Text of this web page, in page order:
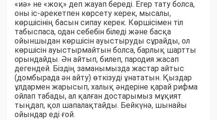
«иә» не «жоқ» деп жауап береді. Егер тату болса,
оны іс-әрекетпен көрсету керек, мысалы,
көршісінің басын сипау керек. Көршісімен тіл
табыспаса, одан себебін біледі және басқа
ойыншыдан көршісін ауыстыруды сұрайды, ол
көршісін ауыстырмайтын болса, барлық шартты
орындайды. Ән айтып, билеп, пародия жасап
дегендей. Біздің заманымызда жастар айтыс
(домбырада ән айту) өткізуді ұнататын. Қыздар
ұлдармен жарысып, халық әндеріне қарай рифма
ойлап табады, ал қалған достарымыз мұқият
тыңдап, қол шапалақтайды. Бейкүнә, шынайы
ойындар еді ғой.